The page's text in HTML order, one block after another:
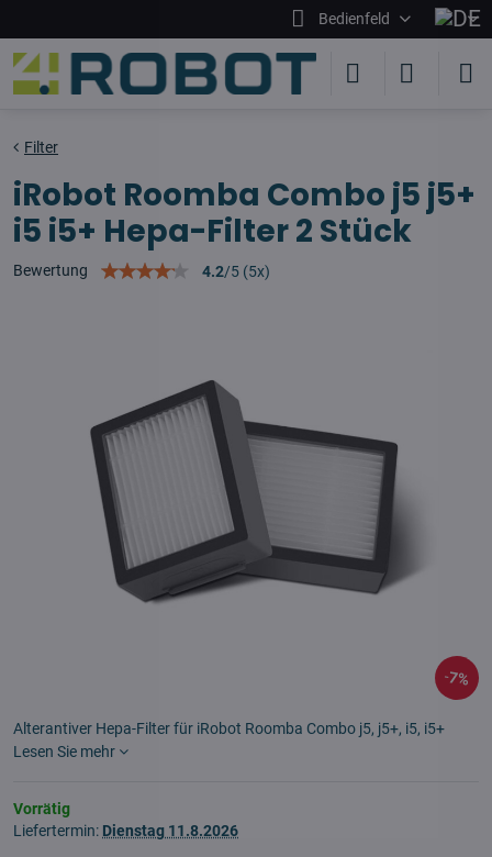
Bedienfeld
7%
Filter
iRobot Roomba Combo j5 j5+
i5 i5+ Hepa-Filter 2 Stück
Bewertung 4.2/5 (5x)
Alterantiver Hepa-Filter für iRobot Roomba Combo j5, j5+, i5, i5+
Lesen Sie mehr
Vorrätig
Liefertermin: Dienstag 11.8.2026